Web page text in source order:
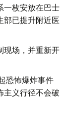
一枚安放在巴士
部已提升附近医
现场，并重新开
恐怖爆炸事件
主义行径不会破